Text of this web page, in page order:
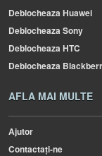
Deblocheaza Huawei
Deblocheaza Sony
Deblocheaza HTC
Deblocheaza
AFLA MAI MULTE
Ajutor
Contactați-ne